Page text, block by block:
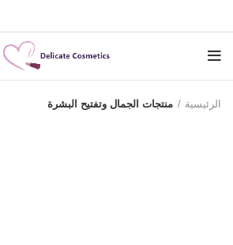
الرئيسية منتجات الجمال وتفتيح البشرة